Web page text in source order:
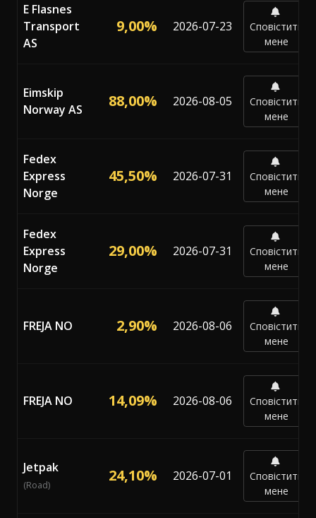
E Flasnes
Transport
AS
9,00% 2026-07-23
Сповістити
мене
Eimskip
Norway AS
88,00% 2026-08-05
Сповістити
мене
Fedex
Express
Norge
45,50% 2026-07-31
Сповістити
мене
Fedex
Express
Norge
29,00% 2026-07-31
Сповістити
мене
FREJA NO 2,90% 2026-08-06
Сповістити
мене
FREJA NO 14,09% 2026-08-06
Сповістити
мене
Jetpak
(Road) 24,10% 2026-07-01
Сповістити
мене